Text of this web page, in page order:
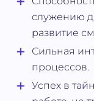
служению
развитие
Сильная
процессов.
Успех в